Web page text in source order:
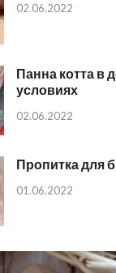
02.06.2022
Панна котта в
условиях
02.06.2022
Пропитка для
01.06.2022